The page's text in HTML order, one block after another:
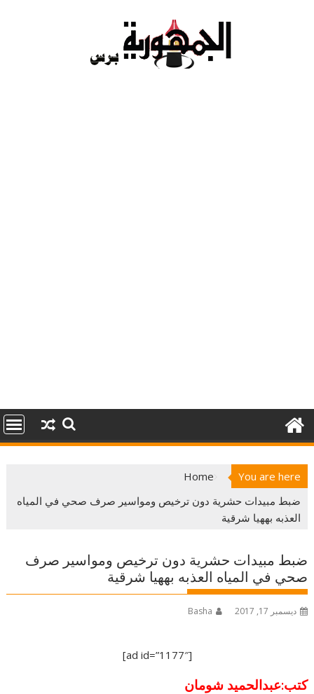
You are here
Home
ضبط مبيدات حشرية دون ترخيص ومواسير صرف صحي في المياه
العذبه بههيا شرقية
ضبط مبيدات حشرية دون ترخيص ومواسير صرف
صحي في المياه العذبه بههيا شرقية
ديسمبر 17, 2017 Basha
[ad id=”1177″]
كتب:عبدالحميد شومان